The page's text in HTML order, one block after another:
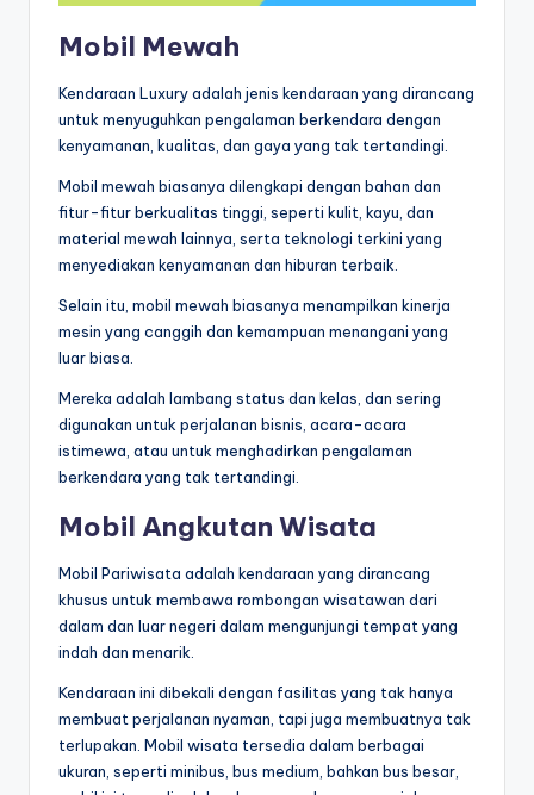
Mobil Mewah
Kendaraan Luxury adalah jenis kendaraan yang dirancang
untuk menyuguhkan pengalaman berkendara dengan
kenyamanan, kualitas, dan gaya yang tak tertandingi.
Mobil mewah biasanya dilengkapi dengan bahan dan
fitur-fitur berkualitas tinggi, seperti kulit, kayu, dan
material mewah lainnya, serta teknologi terkini yang
menyediakan kenyamanan dan hiburan terbaik.
Selain itu, mobil mewah biasanya menampilkan kinerja
mesin yang canggih dan kemampuan menangani yang
luar biasa.
Mereka adalah lambang status dan kelas, dan sering
digunakan untuk perjalanan bisnis, acara-acara
istimewa, atau untuk menghadirkan pengalaman
berkendara yang tak tertandingi.
Mobil Angkutan Wisata
Mobil Pariwisata adalah kendaraan yang dirancang
khusus untuk membawa rombongan wisatawan dari
dalam dan luar negeri dalam mengunjungi tempat yang
indah dan menarik.
Kendaraan ini dibekali dengan fasilitas yang tak hanya
membuat perjalanan nyaman, tapi juga membuatnya tak
terlupakan. Mobil wisata tersedia dalam berbagai
ukuran, seperti minibus, bus medium, bahkan bus besar,